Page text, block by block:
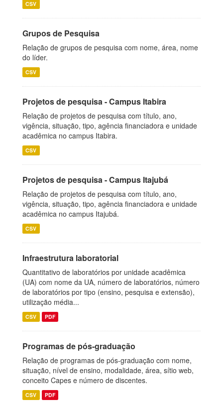
CSV
Grupos de Pesquisa
Relação de grupos de pesquisa com nome, área, nome
do líder.
CSV
Projetos de pesquisa - Campus Itabira
Relação de projetos de pesquisa com título, ano,
vigência, situação, tipo, agência financiadora e unidade
acadêmica no campus Itabira.
CSV
Projetos de pesquisa - Campus Itajubá
Relação de projetos de pesquisa com título, ano,
vigência, situação, tipo, agência financiadora e unidade
acadêmica no campus Itajubá.
CSV
Infraestrutura laboratorial
Quantitativo de laboratórios por unidade acadêmica
(UA) com nome da UA, número de laboratórios, número
de laboratórios por tipo (ensino, pesquisa e extensão),
utilização média...
CSV PDF
Programas de pós-graduação
Relação de programas de pós-graduação com nome,
situação, nível de ensino, modalidade, área, sítio web,
conceito Capes e número de discentes.
CSV PDF